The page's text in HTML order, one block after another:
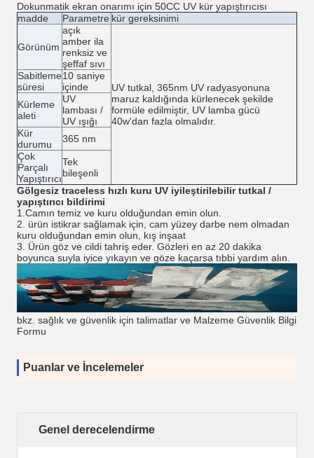
Dokunmatik ekran onarımı için 50CC UV kür yapıştırıcısı
madde
Parametre kür gereksinimi
Görünüm
açık
amber ila
renksiz ve
şeffaf sıvı
UV tutkal, 365nm UV radyasyonuna
maruz kaldığında kürlenecek şekilde
formüle edilmiştir, UV lamba gücü
40w'dan fazla olmalıdır.
Sabitleme
süresi
10 saniye
içinde
Kürleme
aleti
UV
lambası /
UV ışığı
Kür
durumu
365 nm
Çok
Parçalı
Yapıştırıcı
Tek
bileşenli
Gölgesiz traceless hızlı kuru UV iyileştirilebilir tutkal /
yapıştırıcı bildirimi
1.Camın temiz ve kuru olduğundan emin olun.
2. ürün istikrar sağlamak için, cam yüzey darbe nem olmadan
kuru olduğundan emin olun, kış inşaat
3. Ürün göz ve cildi tahriş eder. Gözleri en az 20 dakika
boyunca suyla iyice yıkayın ve göze kaçarsa tıbbi yardım alın.
bkz. sağlık ve güvenlik için talimatlar ve Malzeme Güvenlik Bilgi
Formu
Puanlar ve İncelemeler
Genel derecelendirme